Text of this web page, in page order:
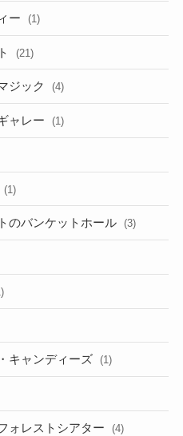
ー (1)
(21)
ジック (4)
ャレー (1)
(1)
のバンケットホール (3)
キャンディーズ (1)
ォレストシアター (4)